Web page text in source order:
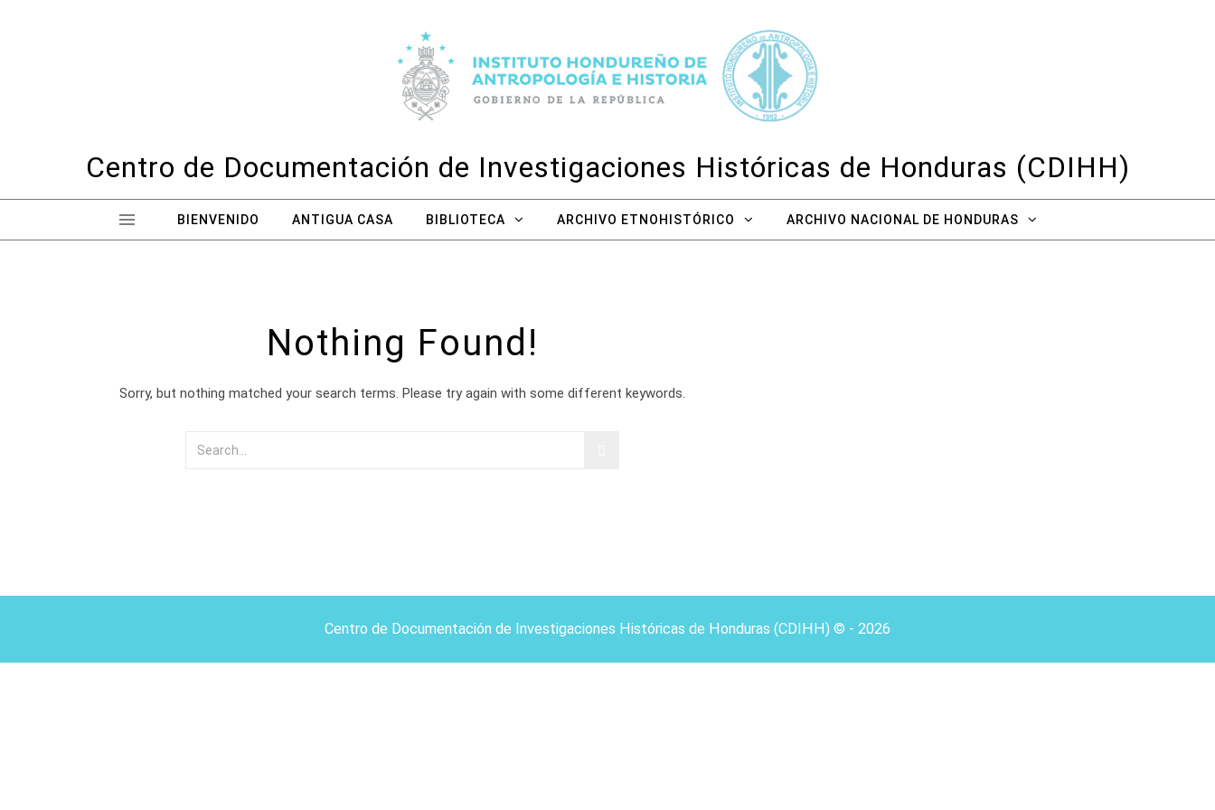
Centro de Documentación de Investigaciones Históricas de Honduras (CDIHH)
BIENVENIDO ANTIGUA CASA BIBLIOTECA ARCHIVO ETNOHISTÓRICO ARCHIVO NACIONAL DE HONDURAS
Nothing Found!
Sorry, but nothing matched your search terms. Please try again with some different keywords.
Centro de Documentación de Investigaciones Históricas de Honduras (CDIHH) © - 2026